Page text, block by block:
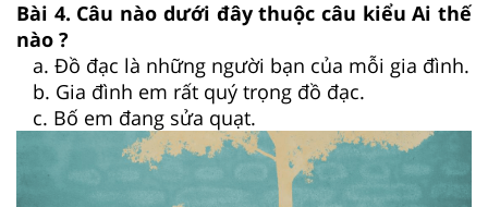
Bài 4. Câu nào dưới đây thuộc câu kiểu Ai thế
nào ?
a. Đồ đạc là những người bạn của mỗi gia đình.
b. Gia đình em rất quý trọng đồ đạc.
c. Bố em đang sửa quạt.